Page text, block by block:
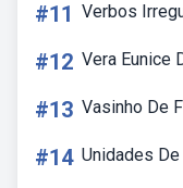
#11 Verbos
#12 Vera Eunice
#13 Vasinho De
#14 Unidades